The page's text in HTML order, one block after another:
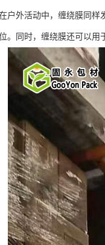
户外活动中，缠绕膜同样
。同时，缠绕膜还可以用